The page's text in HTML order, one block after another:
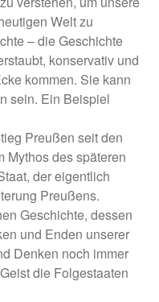
Welt zu
– die Geschichte
konservativ und
kommen. Sie kann
sein. Ein Beispiel
Preußen seit den
Mythos des späteren
der eigentlich
Preußens.
Geschichte, dessen
und Enden unserer
Denken noch immer
die Folgestaaten